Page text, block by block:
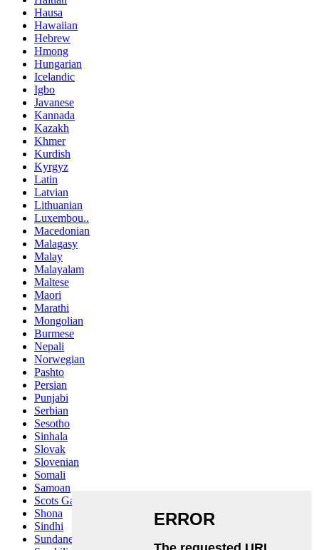
Hausa
Hawaiian
Hebrew
Hmong
Hungarian
Icelandic
Igbo
Javanese
Kannada
Kazakh
Khmer
Kurdish
Kyrgyz
Latin
Latvian
Lithuanian
Luxembou..
Macedonian
Malagasy
Malay
Malayalam
Maltese
Maori
Marathi
Mongolian
Burmese
Nepali
Norwegian
Pashto
Persian
Punjabi
Serbian
Sesotho
Sinhala
Slovak
Slovenian
Somali
Samoan
Scots Gaelic
Shona
Sindhi
Sundanese